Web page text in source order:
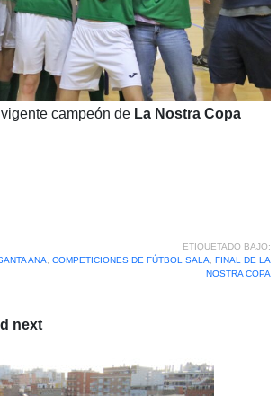
campeón deLa Nostra Copa
ETIQUETADO BAJO:
ANA COMPETICIONES DE FÚTBOL SALA
FINAL DE LA
NOSTRA COPA
next